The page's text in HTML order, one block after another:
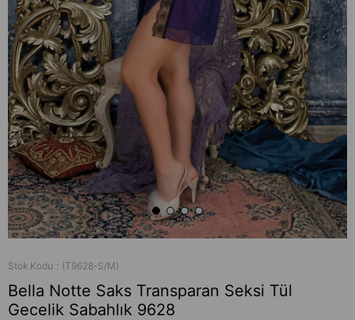
Stok Kodu (T9628-S/M)
Bella Notte Saks Transparan Seksi Tül
Gecelik Sabahlık 9628